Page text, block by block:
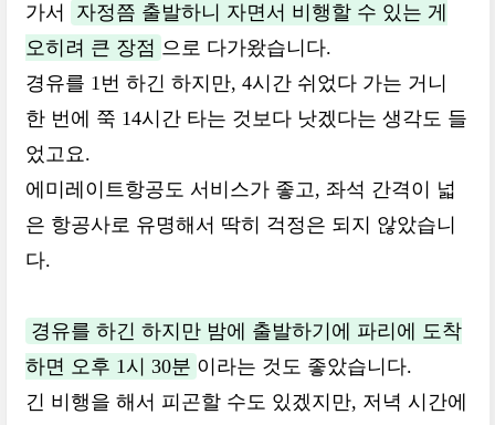
가서
자정쯤 출발하니 자면서 비행할 수 있는 게
오히려 큰 장점 으로 다가왔습니다.
경유를 1번 하긴 하지만, 4시간 쉬었다 가는 거니
한 번에 쭉 14시간 타는 것보다 낫겠다는 생각도 들
었고요.
에미레이트항공도 서비스가 좋고, 좌석 간격이 넓
은 항공사로 유명해서 딱히 걱정은 되지 않았습니
다.
경유를 하긴 하지만 밤에 출발하기에 파리에 도착
하면 오후 1시 30분 이라는 것도 좋았습니다.
긴 비행을 해서 피곤할 수도 있겠지만, 저녁 시간에